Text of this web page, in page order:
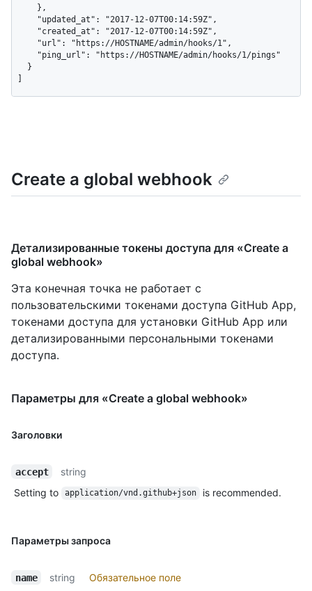
Create a global webhook
Детализированные токены доступа для «Create a
global webhook»
Эта конечная точка не работает с
пользовательскими токенами доступа GitHub App,
токенами доступа для установки GitHub App или
детализированными персональными токенами
доступа.
Параметры для «Create a global webhook»
Заголовки
accept
string
Setting to
application/vnd.github+json is recommended.
Параметры запроса
name string
Обязательное поле